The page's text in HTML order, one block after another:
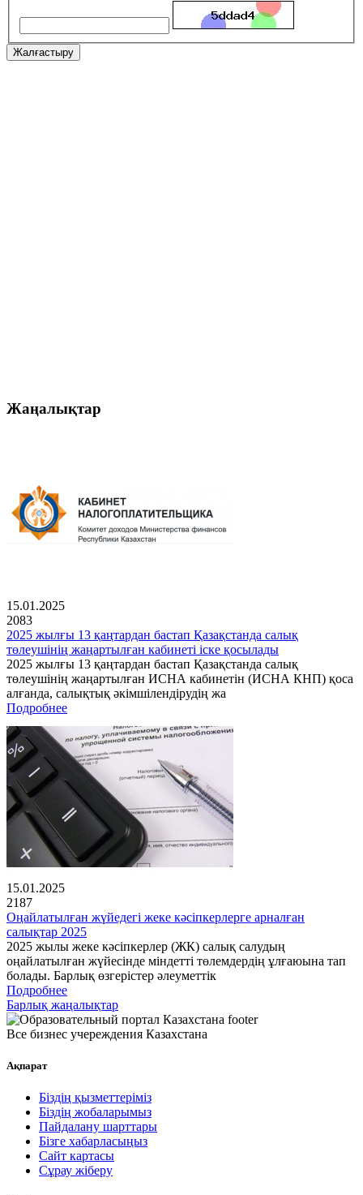
Жалғастыру
Жаңалықтар
15.01.2025
2083
2025 жылғы 13 қаңтардан бастап Қазақстанда салық
төлеушінің жаңартылған кабинеті іске қосылады
2025 жылғы 13 қаңтардан бастап Қазақстанда салық
төлеушінің жаңартылған ИСНА кабинетін (ИСНА КНП) қоса
алғанда, салықтық әкімшілендірудің жа
Подробнее
15.01.2025
2187
Оңайлатылған жүйедегі жеке кәсіпкерлерге арналған
салықтар 2025
2025 жылы жеке кәсіпкерлер (ЖК) салық салудың
оңайлатылған жүйесінде міндетті төлемдердің ұлғаюына тап
болады. Барлық өзгерістер әлеуметтік
Подробнее
Барлық жаңалықтар
Все бизнес учереждения Казахстана
Ақпарат
Біздің қызметтеріміз
Біздің жобаларымыз
Пайдалану шарттары
Бізге хабарласыңыз
Сайт картасы
Сұрау жіберу